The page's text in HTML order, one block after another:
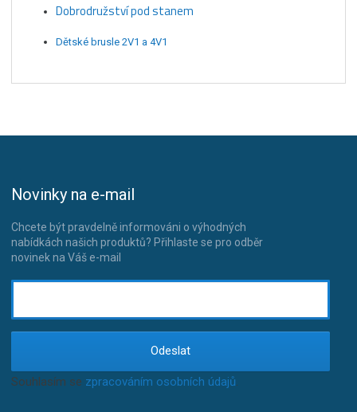
Dobrodružství pod stanem
Dětské brusle 2V1 a 4V1
Novinky na e-mail
Chcete být pravdelně informováni o výhodných
nabídkách našich produktů? Přihlaste se pro odběr
novinek na Váš e-mail
Odeslat
Souhlasím se zpracováním osobních údajů.